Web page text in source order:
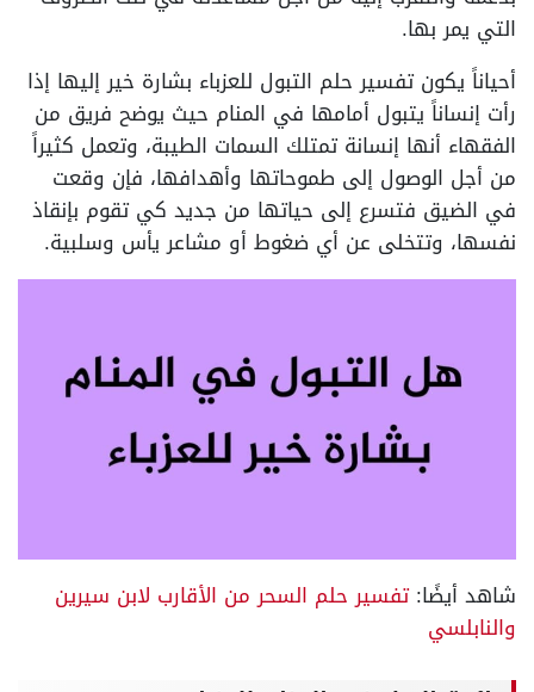
التي يمر بها.
أحياناً يكون تفسير حلم التبول للعزباء بشارة خير إليها إذا
رأت إنساناً يتبول أمامها في المنام حيث يوضح فريق من
الفقهاء أنها إنسانة تمتلك السمات الطيبة، وتعمل كثيراً
من أجل الوصول إلى طموحاتها وأهدافها، فإن وقعت
في الضيق فتسرع إلى حياتها من جديد كي تقوم بإنقاذ
نفسها، وتتخلى عن أي ضغوط أو مشاعر يأس وسلبية.
شاهد أيضًا:تفسير حلم السحر من الأقارب لابن سيرين
والنابلسي